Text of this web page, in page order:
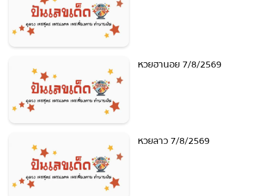
หวยฮานอย 7/8/2569
หวยลาว 7/8/2569